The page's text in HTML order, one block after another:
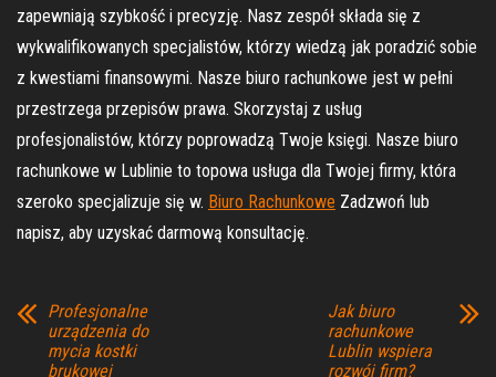
zapewniają szybkość i precyzję. Nasz zespół składa się z
wykwalifikowanych specjalistów, którzy wiedzą jak poradzić sobie
z kwestiami finansowymi. Nasze biuro rachunkowe jest w pełni
przestrzega przepisów prawa. Skorzystaj z usług
profesjonalistów, którzy poprowadzą Twoje księgi. Nasze biuro
rachunkowe w Lublinie to topowa usługa dla Twojej firmy, która
szeroko specjalizuje się w. Biuro Rachunkowe Zadzwoń lub
napisz, aby uzyskać darmową konsultację.
Profesjonalne
urządzenia do
mycia kostki
brukowej
Jak biuro
rachunkowe
Lublin wspiera
rozwój firm?